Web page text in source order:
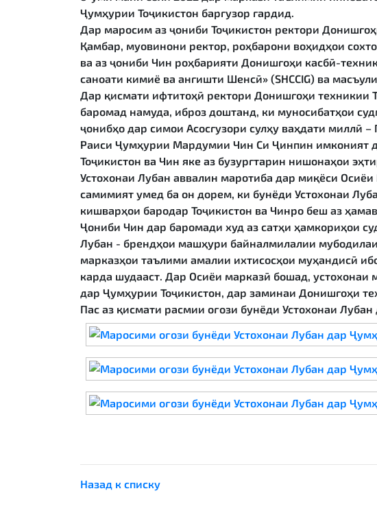
Ҷумҳурии Тоҷикистон баргузор гардид.
Дар маросим аз ҷониби Тоҷикистон ректори
Қамбар, муовинони ректор, роҳбарони воҳидҳои
ва аз ҷониби Чин роҳбарияти Донишгоҳи касбӣ-
саноати кимиё ва ангишти Шенсӣ» (SHCCIG) ва
Дар қисмати ифтитоҳӣ ректори Донишгоҳи техникии
баромад намуда, иброз доштанд, ки муносибатҳои
ҷонибҳо дар симои Асосгузори сулҳу ваҳдати
Раиси Ҷумҳурии Мардумии Чин Си Ҷинпин имконият
Тоҷикистон ва Чин яке аз бузургтарин нишонаҳои
Устохонаи Лубан аввалин маротиба дар миқёси
самимият умед ба он дорем, ки бунёди Устохонаи
кишварҳои бародар Тоҷикистон ва Чинро беш аз
Ҷониби Чин дар баромади худ аз сатҳи ҳамкориҳои
Лубан - брендҳои машҳури байналмилалии
марказҳои таълими амалии ихтисосҳои муҳандисӣ
карда шудааст. Дар Осиёи марказӣ бошад,
дар Ҷумҳурии Тоҷикистон, дар заминаи Донишгоҳи
Пас аз қисмати расмии оғози бунёди Устохонаи
Назад к списку